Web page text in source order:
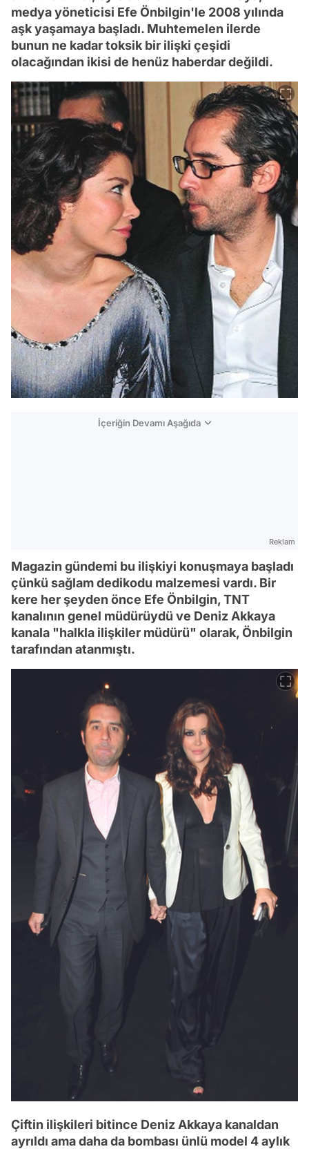
medya yöneticisi Efe Önbilgin'le 2008 yılında
aşk yaşamaya başladı. Muhtemelen ilerde
bunun ne kadar toksik bir ilişki çeşidi
olacağından ikisi de henüz haberdar değildi.
İçeriğin Devamı Aşağıda
Reklam
Magazin gündemi bu ilişkiyi konuşmaya başladı
çünkü sağlam dedikodu malzemesi vardı. Bir
kere her şeyden önce Efe Önbilgin, TNT
kanalının genel müdürüydü ve Deniz Akkaya
kanala "halkla ilişkiler müdürü" olarak, Önbilgin
tarafından atanmıştı.
Çiftin ilişkileri bitince Deniz Akkaya kanaldan
ayrıldı ama daha da bombası ünlü model 4 aylık